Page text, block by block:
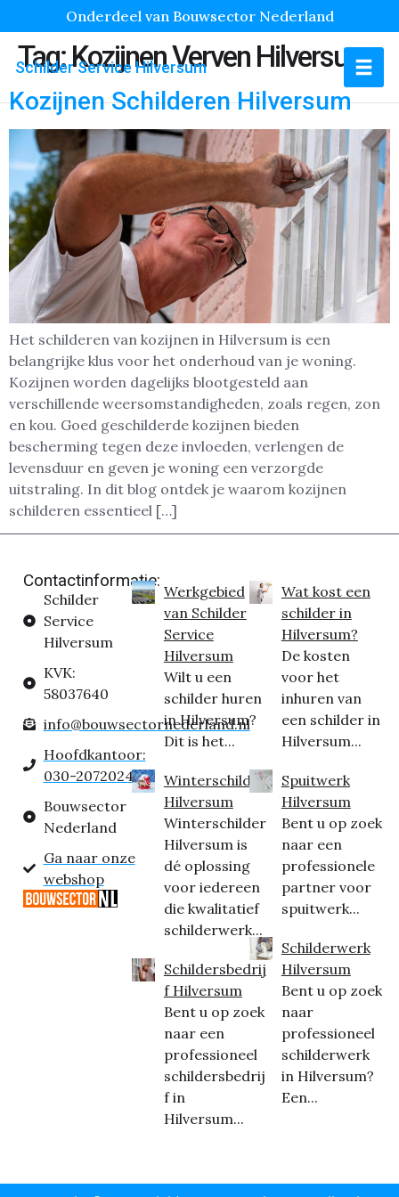
Onderdeel van Bouwsector Nederland
Schilder Service Hilversum
Tag:Kozijnen Verven Hilversum
Kozijnen Schilderen Hilversum
Het schilderen van kozijnen in Hilversum is een
belangrijke klus voor het onderhoud van je woning.
Kozijnen worden dagelijks blootgesteld aan
verschillende weersomstandigheden, zoals regen, zon
en kou. Goed geschilderde kozijnen bieden
bescherming tegen deze invloeden, verlengen de
levensduur en geven je woning een verzorgde
uitstraling. In dit blog ontdek je waarom kozijnen
schilderen essentieel […]
Contactinformatie:
Schilder
Service
Hilversum
KVK:
58037640
info@bouwsectornederland.nl
Hoofdkantoor:
030-2072024
Bouwsector
Nederland
Ga naar onze
webshop
Werkgebied
van Schilder
Service
Hilversum
Wilt u een
schilder huren
in Hilversum?
Dit is het...
Winterschilder
Hilversum
Winterschilder
Hilversum is
dé oplossing
voor iedereen
die kwalitatief
schilderwerk...
Schildersbedrij
f Hilversum
Bent u op zoek
naar een
professioneel
schildersbedrij
f in
Hilversum...
Wat kost een
schilder in
Hilversum?
De kosten
voor het
inhuren van
een schilder in
Hilversum...
Spuitwerk
Hilversum
Bent u op zoek
naar een
professionele
partner voor
spuitwerk...
Schilderwerk
Hilversum
Bent u op zoek
naar
professioneel
schilderwerk
in Hilversum?
Een...